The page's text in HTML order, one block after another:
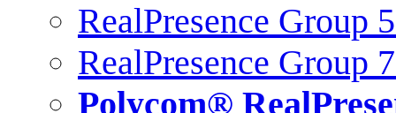
RealPresence Group
RealPresence Group
Polycom®